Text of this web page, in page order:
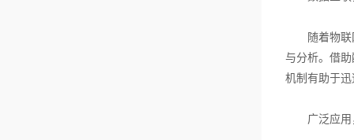
随着物联网
与分析。借
机制有助于
广泛应用